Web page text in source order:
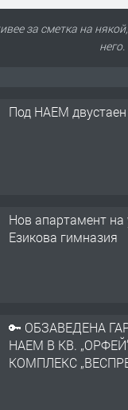
за сметка на
Под НАЕМ
Нов апартамент на
Езикова гимназия
🔑 ОБЗАВЕДЕНА
НАЕМ В КВ.
КОМПЛЕКС